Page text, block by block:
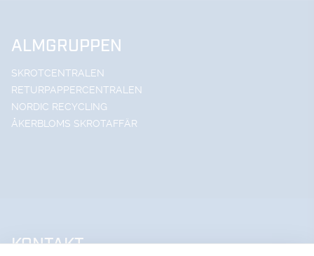
ALMGRUPPEN
SKROTCENTRALEN
RETURPAPPERCENTRALEN
NORDIC RECYCLING
ÅKERBLOMS SKROTAFFÄR
KONTAKT